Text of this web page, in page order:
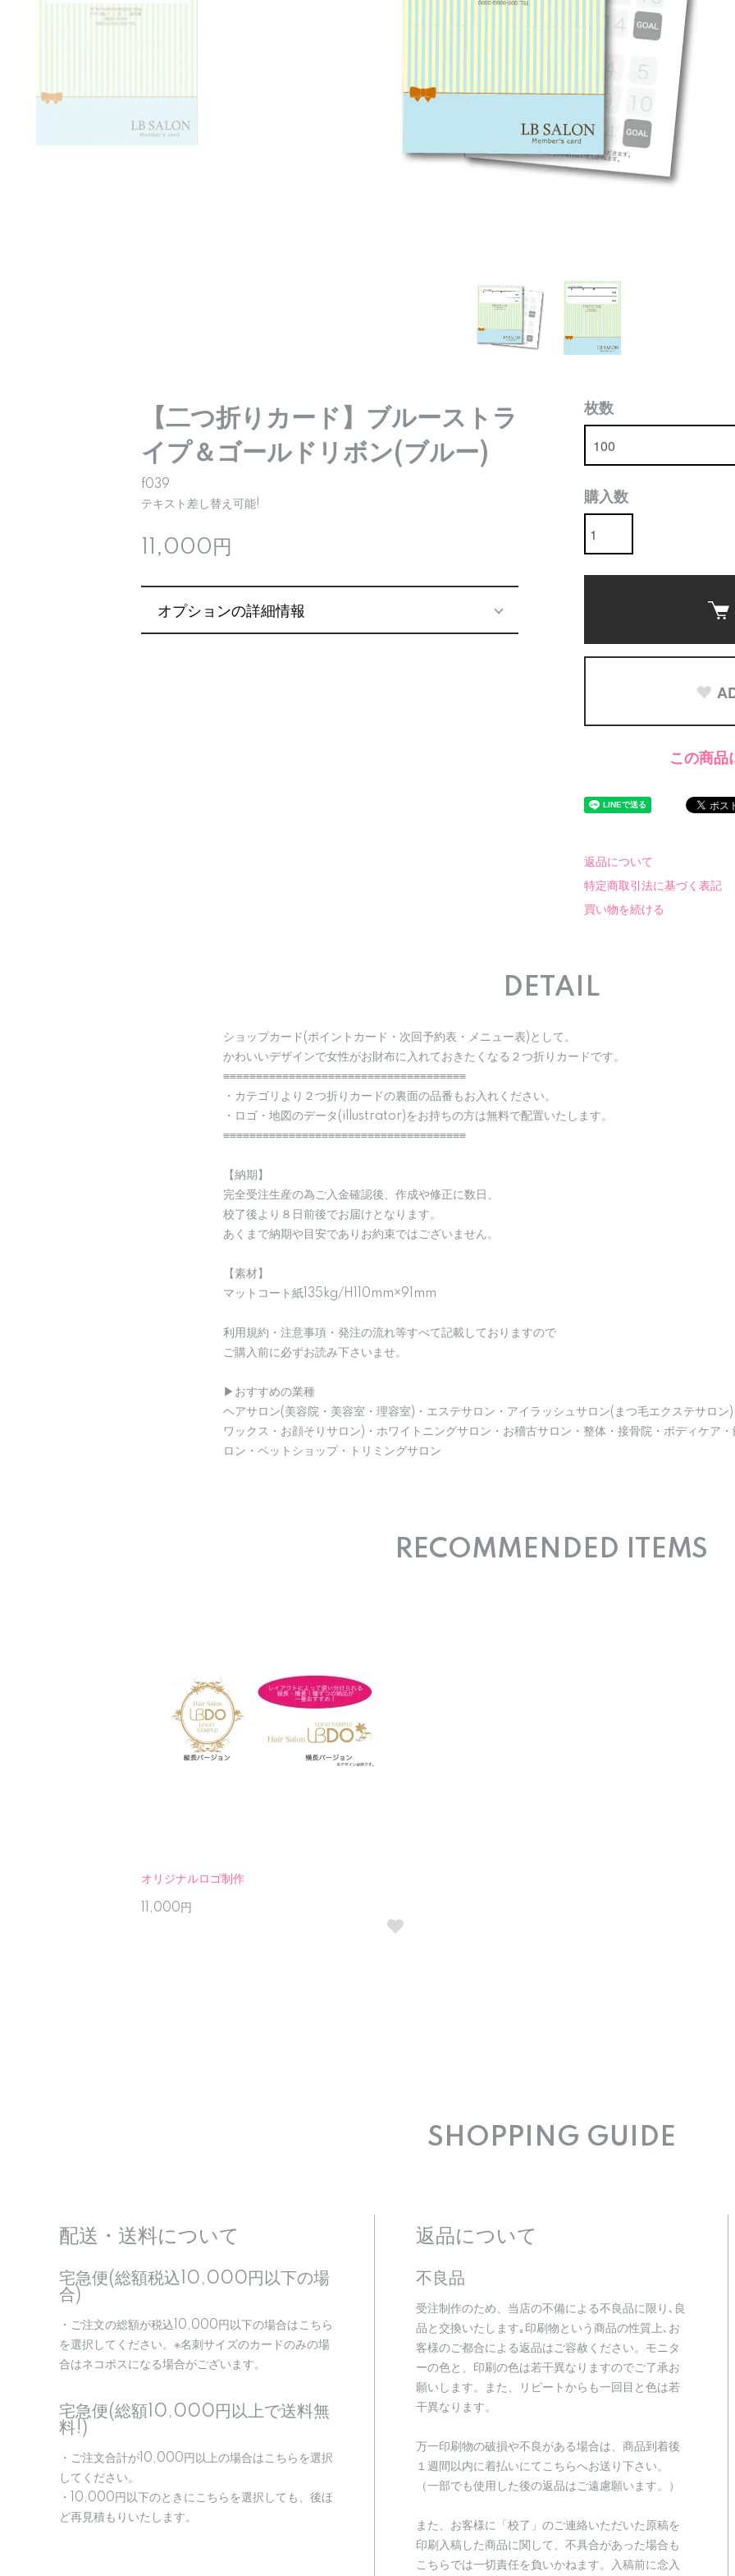
【二つ折りカード】ブルーストラ
イプ＆ゴールドリボン(ブルー)
f039
テキスト差し替え可能!
11,000円
オプションの詳細情報
枚数
購入数
この商品
返品について
特定商取引法に基づく表記
買い物を続ける
DETAIL
ショップカード(ポイントカード・次回予約表・メニュー表)として。
かわいいデザインで女性がお財布に入れておきたくなる２つ折りカードです。
≡≡≡≡≡≡≡≡≡≡≡≡≡≡≡≡≡≡≡≡≡≡≡≡≡≡≡≡≡≡≡≡≡≡≡≡≡
・カテゴリより２つ折りカードの裏面の品番もお入れください。
・ロゴ・地図のデータ(illustrator)をお持ちの方は無料で配置いたします。
≡≡≡≡≡≡≡≡≡≡≡≡≡≡≡≡≡≡≡≡≡≡≡≡≡≡≡≡≡≡≡≡≡≡≡≡≡
【納期】
完全受注生産の為ご入金確認後、作成や修正に数日、
校了後より８日前後でお届けとなります。
あくまで納期や目安でありお約束ではございません。
【素材】
マットコート紙135kg/H110mm×91mm
利用規約・注意事項・発注の流れ等すべて記載しておりますので
ご購入前に必ずお読み下さいませ。
▶︎おすすめの業種
ヘアサロン(美容院・美容室・理容室)・エステサロン・アイラッシュサロン(まつ毛エクステサロン
ワックス・お顔そりサロン)・ホワイトニングサロン・お稽古サロン・整体・接骨院・ボディケア
ロン・ペットショップ・トリミングサロン
RECOMMENDED ITEMS
オリジナルロゴ制作
11,000円
SHOPPING GUIDE
配送・送料について
宅急便(総額税込10,000円以下の場
合)
・ご注文の総額が税込10,000円以下の場合はこちら
を選択してください。※名刺サイズのカードのみの場
合はネコポスになる場合がございます。
宅急便(総額10,000円以上で送料無
料!)
・ご注文合計が10,000円以上の場合はこちらを選択
してください。
・10,000円以下のときにこちらを選択しても、後ほ
ど再見積もりいたします。
返品について
不良品
受注制作のため、当店の不備による不良品に限り､良
品と交換いたします｡印刷物という商品の性質上､お
客様のご都合による返品はご容赦ください。モニタ
ーの色と、印刷の色は若干異なりますのでご了承お
願いします。また、リピートからも一回目と色は若
干異なります。
万一印刷物の破損や不良がある場合は、商品到着後
１週間以内に着払いにてこちらへお送り下さい。
（一部でも使用した後の返品はご遠慮願います。）
また、お客様に「校了」のご連絡いただいた原稿を
印刷入稿した商品に関して、不具合があった場合も
こちらでは一切責任を負いかねます。入稿前に念入